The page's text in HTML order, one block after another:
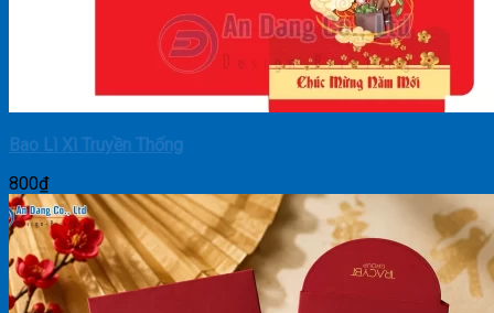
Bao Lì Xì Truyền Thống
800₫